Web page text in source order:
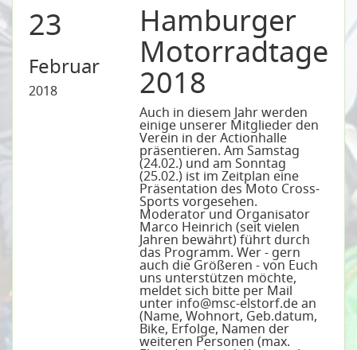
23
Februar
2018
Hamburger
Motorradtage
2018
Auch in diesem Jahr werden
einige unserer Mitglieder den
Verein in der Actionhalle
präsentieren. Am Samstag
(24.02.) und am Sonntag
(25.02.) ist im Zeitplan eine
Präsentation des Moto Cross-
Sports vorgesehen.
Moderator und Organisator
Marco Heinrich (seit vielen
Jahren bewährt) führt durch
das Programm. Wer - gern
auch die Größeren - von Euch
uns unterstützen möchte,
meldet sich bitte per Mail
unter info@msc-elstorf.de an
(Name, Wohnort, Geb.datum,
Bike, Erfolge, Namen der
weiteren Personen (max.